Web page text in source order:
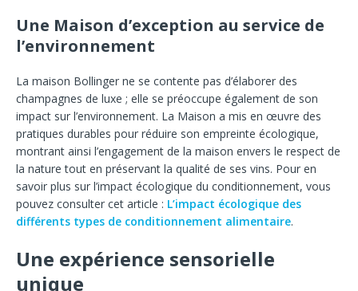
Une Maison d’exception au service de
l’environnement
La maison Bollinger ne se contente pas d’élaborer des
champagnes de luxe ; elle se préoccupe également de son
impact sur l’environnement. La Maison a mis en œuvre des
pratiques durables pour réduire son empreinte écologique,
montrant ainsi l’engagement de la maison envers le respect de
la nature tout en préservant la qualité de ses vins. Pour en
savoir plus sur l’impact écologique du conditionnement, vous
pouvez consulter cet article : L’impact écologique des
différents types de conditionnement alimentaire.
Une expérience sensorielle
unique